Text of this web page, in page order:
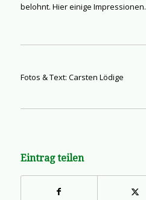
belohnt. Hier einige Impressionen.
Fotos & Text: Carsten Lödige
Eintrag teilen